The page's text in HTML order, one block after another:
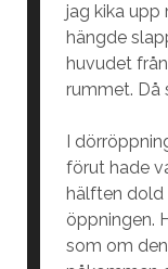
jag kika upp
hängde
huvudet
rummet. Då
I
förut hade
hälften dold
öppningen.
som om